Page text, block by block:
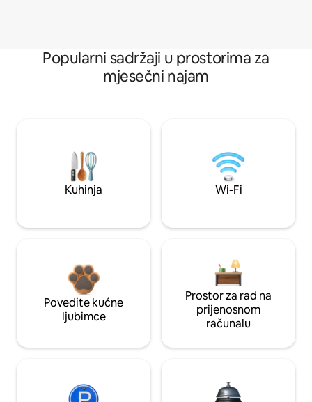
Popularni sadržaji u prostorima za
mjesečni najam
Kuhinja Wi-Fi
Povedite kućne
ljubimce
Prostor za rad na
prijenosnom
računalu